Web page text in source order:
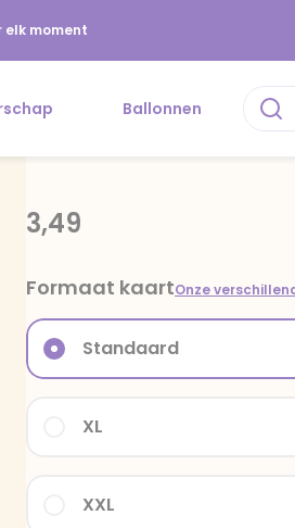
elk moment
Ballonnen
3,49
Formaat kaartOnze
Standaard
XL
XXL